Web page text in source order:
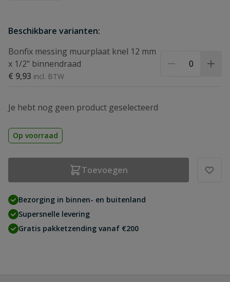
Beschikbare varianten:
Bonfix messing muurplaat knel 12 mm
x 1/2" binnendraad
€ 9,93
Je hebt nog geen product geselecteerd
Op voorraad
Toevoegen
Bezorging in binnen- en buitenland
Supersnelle levering
Gratis pakketzending vanaf €200